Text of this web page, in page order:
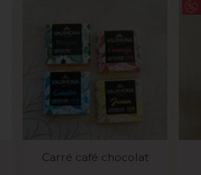
Carré café chocolat